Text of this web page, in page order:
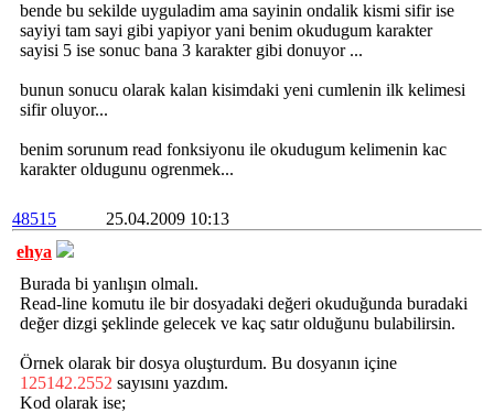
bende bu sekilde uyguladim ama sayinin ondalik kismi sifir ise
sayiyi tam sayi gibi yapiyor yani benim okudugum karakter
sayisi 5 ise sonuc bana 3 karakter gibi donuyor ...
bunun sonucu olarak kalan kisimdaki yeni cumlenin ilk kelimesi
sifir oluyor...
benim sorunum read fonksiyonu ile okudugum kelimenin kac
karakter oldugunu ogrenmek...
48515
25.04.2009 10:13
ehya
Burada bi yanlışın olmalı.
Read-line komutu ile bir dosyadaki değeri okuduğunda buradaki
değer dizgi şeklinde gelecek ve kaç satır olduğunu bulabilirsin.
Örnek olarak bir dosya oluşturdum. Bu dosyanın içine
125142.2552 sayısını yazdım.
Kod olarak ise;